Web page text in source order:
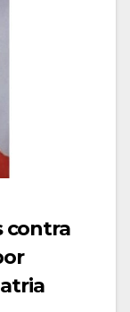
contra